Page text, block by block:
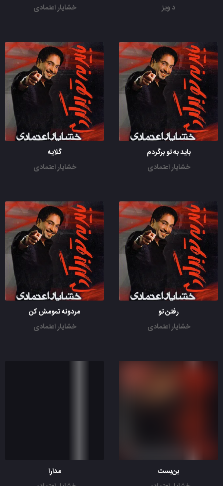
د ویز
خشایار اعتمادی
باید به تو برگردم
خشایار اعتمادی
گلایه
خشایار اعتمادی
رفتن تو
خشایار اعتمادی
مردونه تمومش کن
خشایار اعتمادی
بن‌بست
مدارا